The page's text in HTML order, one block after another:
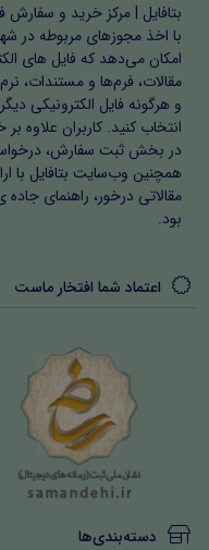
بتافایل | مرکز خرید و سفارش
امکان می‌دهد که فایل های
مقالات، فرم‌ها و مستندات،
و هرگونه فایل الکترونیکی
انتخاب کنید. کاربران علاوه
در بخش ثبت سفارش،
همچنین وب‌سایت بتافایل با
مقالاتی درخور، راهنمای
بود.
اعتماد شما افتخار ماست
دسته‌بندی‌ها